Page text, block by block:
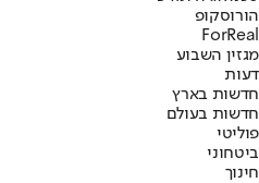
הורוסקופ
ForReal
מגזין השבוע
דעות
חדשות בארץ
חדשות בעולם
פוליטי
ביטחוני
חינוך